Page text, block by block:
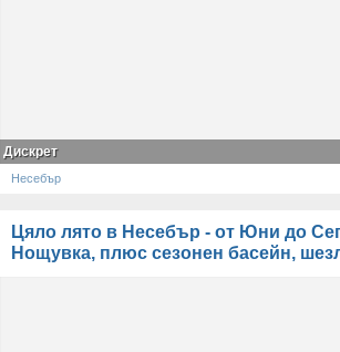
Дискрет
Несебър
Цяло лято в Несебър - от Юни до
Нощувка, плюс сезонен басейн,